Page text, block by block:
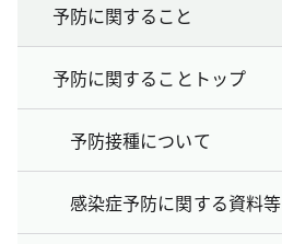
予防に関すること
予防に関することトップ
予防接種について
感染症予防に関する資料等